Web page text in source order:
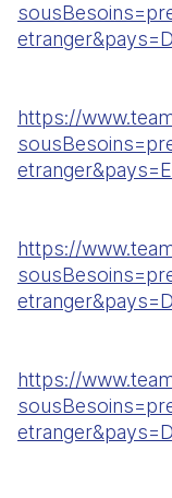
https://
https://
https://